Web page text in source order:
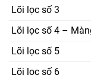
Lõi lọc số 3
Lõi lọc số 4 –
Lõi lọc số 5
Lõi lọc số 6